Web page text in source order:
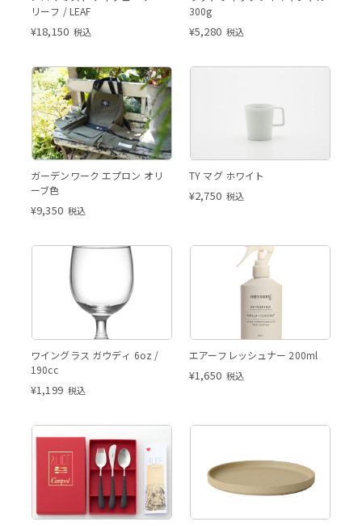
リーフ / LEAF
¥18,150 税込
300g
¥5,280 税込
ガーデンワーク エプロン オリ
ーブ色
¥9,350 税込
TY マグ ホワイト
¥2,750 税込
ワイングラス ガウディ 6oz /
190cc
¥1,199 税込
エアーフレッシュナー 200ml
¥1,650 税込